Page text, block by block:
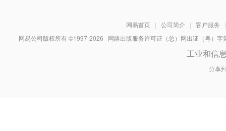
网易首页 | 公司简介 | 客户服务
|
网易公司版权所有 ©1997-2026 网络出版服务许可证（总）网出证（粤）
工业和信
分享